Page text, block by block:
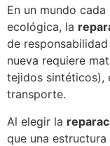
En un mundo
ecológica, la
de
nueva requiere
tejidos sintéticos),
transporte.
Al elegir la
que una